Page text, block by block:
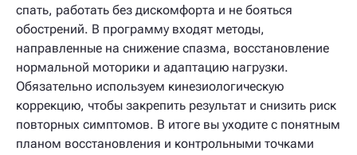
спать, работать без дискомфорта и не бояться
обострений. В программу входят методы,
направленные на снижение спазма, восстановление
нормальной моторики и адаптацию нагрузки.
Обязательно используем кинезиологическую
коррекцию, чтобы закрепить результат и снизить риск
повторных симптомов. В итоге вы уходите с понятным
планом восстановления и контрольными точками